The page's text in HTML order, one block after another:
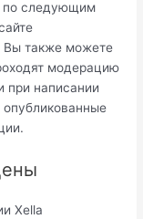
по следующим
Вы также можете
модерацию
при написании
Xella